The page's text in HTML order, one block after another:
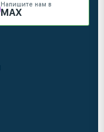
Напишите нам в
MAX